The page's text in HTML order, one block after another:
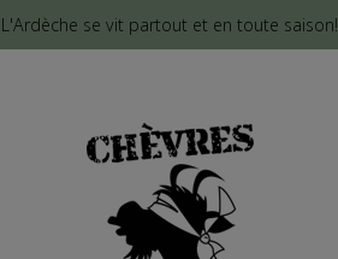
L'Ardèche se vit partout et en toute saison!